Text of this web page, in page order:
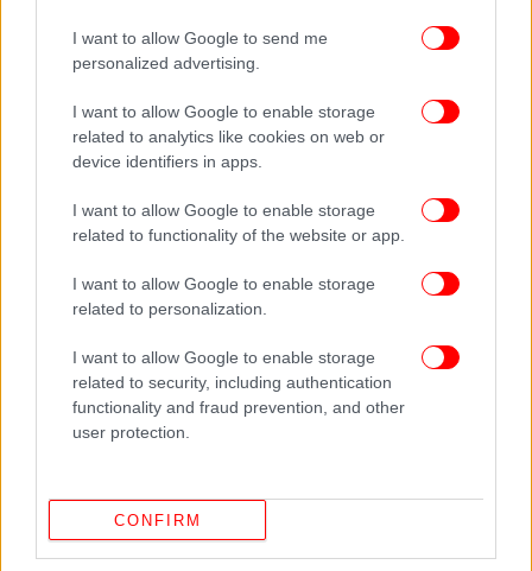
I want to allow Google to send me
personalized advertising.
I want to allow Google to enable storage
related to analytics like cookies on web or
device identifiers in apps.
I want to allow Google to enable storage
related to functionality of the website or app.
I want to allow Google to enable storage
related to personalization.
I want to allow Google to enable storage
related to security, including authentication
functionality and fraud prevention, and other
user protection.
CONFIRM
πρωτογενούς τομέα δεν αφορά μόνο τους
παραγωγούς, αφορά την τροφική αλυσίδα, τις τιμές,
την περιφέρεια, την αντοχή της πραγματικής
οικονομίας», σημείωσε.
Ιθάκη, είναι να τη φτάσει χωρίς να ξαναζήσει
Οδύσσεια»
Ο κ. Πιερρακάκης δεν παρέλειψε να αναφερθεί και
στις δυσκολίες της διεθνούς συγκυρίας, λέγοντας
ότι «δεν θα κρύψουμε τις δυσκολίες». Ανέφερε ότι η
πρόβλεψη για την ανάπτυξη του 2026
αναθεωρείται από το 2,4% στο 2%, λόγω των
διεθνών εξελίξεων, των ενεργειακών πιέσεων και
Ωστόσο, υποστήριξε ότι «η ελληνική οικονομία
παραμένει σε τροχιά δυναμικής» και ότι «η Ελλάδα
δεν χάνει τον βηματισμό της, προσαρμόζεται,